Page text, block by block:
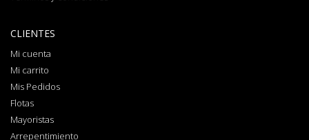
CLIENTES
Mi cuenta
Mi carrito
Mis Pedidos
Flotas
Mayoristas
Arrepentimiento